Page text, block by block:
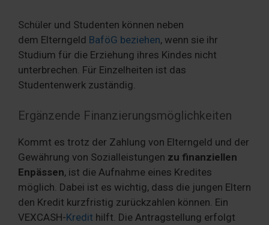
Schüler und Studenten können neben
dem Elterngeld BaföG beziehen, wenn sie ihr
Studium für die Erziehung ihres Kindes nicht
unterbrechen. Für Einzelheiten ist das
Studentenwerk zuständig.
Ergänzende Finanzierungsmöglichkeiten
Kommt es trotz der Zahlung von Elterngeld und der
Gewährung von Sozialleistungen zu finanziellen
Enpässen, ist die Aufnahme eines Kredites
möglich. Dabei ist es wichtig, dass die jungen Eltern
den Kredit kurzfristig zurückzahlen können. Ein
VEXCASH-Kredit hilft. Die Antragstellung erfolgt